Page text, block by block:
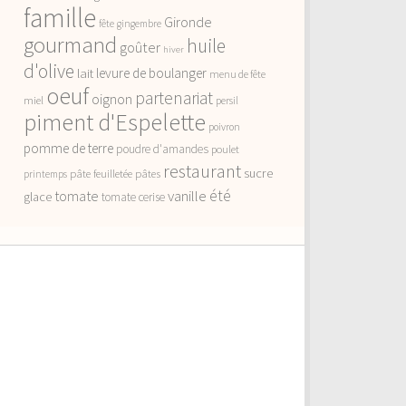
famille fête gingembre Gironde
gourmand goûter hiver huile
d'olive lait levure de boulanger menu de fête
miel oeuf oignon partenariat persil
piment d'Espelette poivron
pomme de terre poudre d'amandes poulet
printemps pâte feuilletée pâtes restaurant sucre
glace tomate tomate cerisevanille été